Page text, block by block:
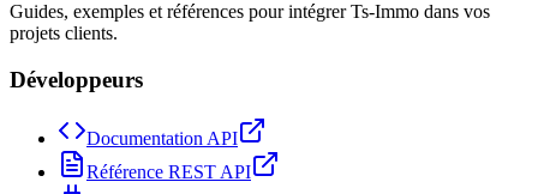
Guides, exemples et références pour intégrer Ts-Immo dans vos
projets clients.
Développeurs
Documentation API
Référence REST API